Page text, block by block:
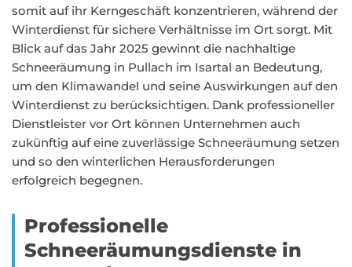
somit auf ihr Kerngeschäft konzentrieren, während der
Winterdienst für sichere Verhältnisse im Ort sorgt. Mit
Blick auf das Jahr 2025 gewinnt die nachhaltige
Schneeräumung in Pullach im Isartal an Bedeutung,
um den Klimawandel und seine Auswirkungen auf den
Winterdienst zu berücksichtigen. Dank professioneller
Dienstleister vor Ort können Unternehmen auch
zukünftig auf eine zuverlässige Schneeräumung setzen
und so den winterlichen Herausforderungen
erfolgreich begegnen.
Professionelle
Schneeräumungsdienste in